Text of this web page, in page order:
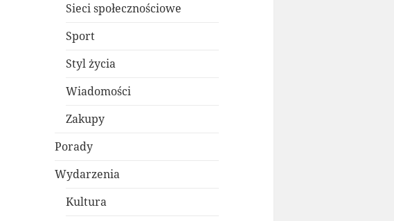
Sieci społecznościowe
Sport
Styl życia
Wiadomości
Zakupy
Porady
Wydarzenia
Kultura